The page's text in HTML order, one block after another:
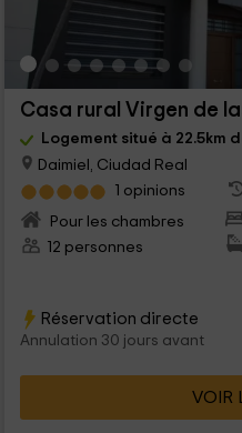
Casa rural Virgen de
Logement situé à 22.5km
Daimiel, Ciudad Real
1 opinions
Pour les chambres
12 personnes
Réservation directe
Annulation 30 jours avant
VOIR